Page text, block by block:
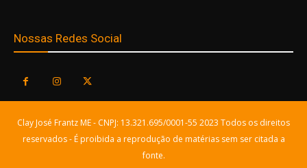
Nossas Redes Social
Clay José Frantz ME - CNPJ: 13.321.695/0001-55 2023 Todos os direitos
reservados - É proibida a reprodução de matérias sem ser citada a
fonte.